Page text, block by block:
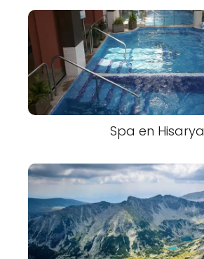
Spa en Hisarya